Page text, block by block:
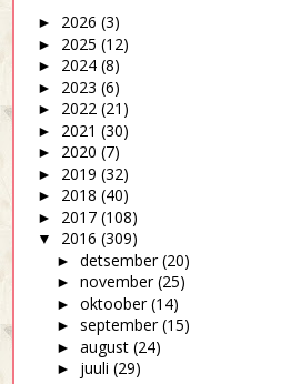
► 2026 (3)
► 2025 (12)
► 2024 (8)
► 2023 (6)
► 2022 (21)
► 2021 (30)
► 2020 (7)
► 2019 (32)
► 2018 (40)
► 2017 (108)
▼ 2016 (309)
► detsember (20)
► november (25)
► oktoober (14)
► september (15)
► august (24)
► juuli (29)